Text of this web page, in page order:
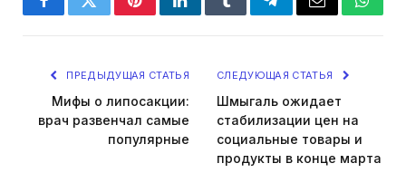
FacebookTwitterPinterestLinkedInTumblrTelegramEmail
ПРЕДЫДУЩАЯ СТАТЬЯ
Мифы о липосакции:
врач развенчал самые
популярные
СЛЕДУЮЩАЯ СТАТЬЯ
Шмыгаль ожидает
стабилизации цен на
социальные товары и
продукты в конце марта